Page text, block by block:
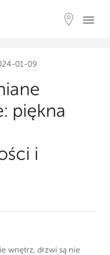
01-09
piękna
i
wnętrz, drzwi są nie